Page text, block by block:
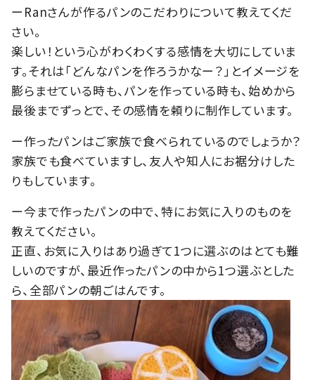
ーRanさんが作るパンのこだわりについて教えてくだ
さい。
楽しい！という心がわくわくする感情を大切にしていま
す。それは「どんなパンを作ろうかなー？」とイメージを
膨らませている時も、パンを作っている時も、始めから
最後までずっとで、その感情を頼りに制作しています。
ー作ったパンはご家族で食べられているのでしょうか？
家族でも食べていますし、友人や知人にお裾分けした
りもしています。
ー今まで作ったパンの中で、特にお気に入りのものを
教えてください。
正直、お気に入りはあり過ぎて1つに選ぶのはとても難
しいのですが、最近作ったパンの中から1つ選ぶとした
ら、全部パンの朝ごはんです。